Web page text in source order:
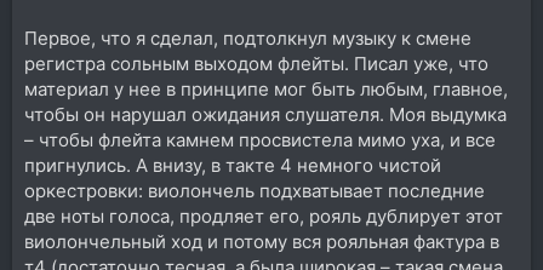
Первое, что я сделал, подтолкнул музыку к смене
регистра сольным выходом флейты. Писал уже, что
материал у нее в принципе мог быть любым, главное,
чтобы он нарушал ожидания слушателя. Моя выдумка
– чтобы флейта камнем просвистела мимо уха, и все
пригнулись. А внизу, в такте 4 немного чистой
оркестровки: виолончель подхватывает последние
две ноты голоса, продляет его, рояль дублирует этот
виолончельный ход и потому вся рояльная фактура в